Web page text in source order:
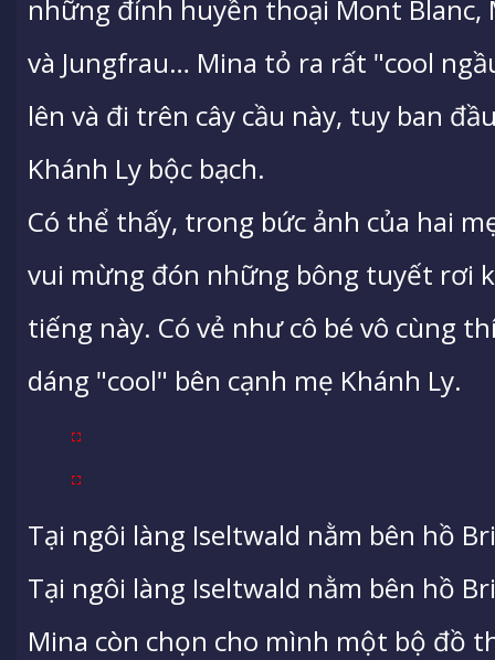
những đỉnh huyền thoại Mont Blanc,
và Jungfrau… Mina tỏ ra rất "cool
lên và đi trên cây cầu này, tuy ban
Khánh Ly bộc bạch.
Có thể thấy, trong bức ảnh của hai
vui mừng đón những bông tuyết rơi
tiếng này. Có vẻ như cô bé vô cùng
dáng "cool" bên cạnh mẹ Khánh Ly.
Tại ngôi làng Iseltwald nằm bên hồ
Tại ngôi làng Iseltwald nằm bên hồ
Mina còn chọn cho mình một bộ đồ